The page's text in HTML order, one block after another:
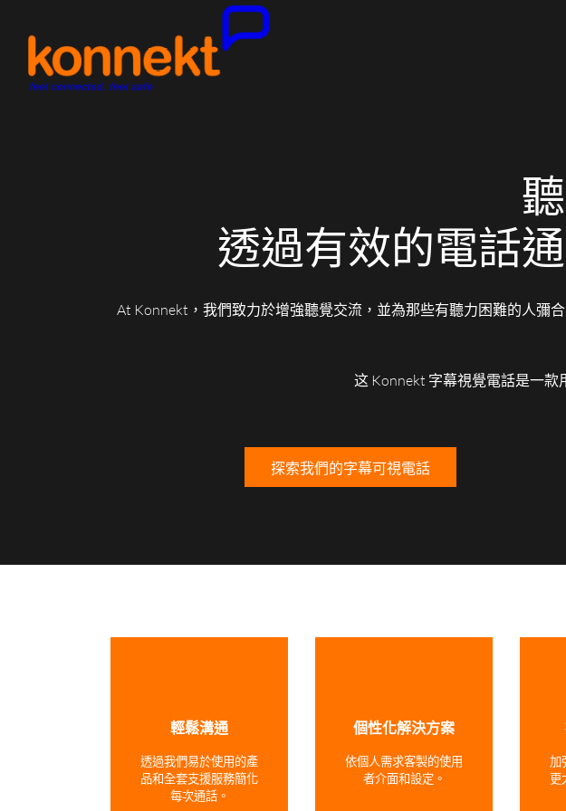
透過有效的電話
At Konnekt，我們致力於增強聽覺交流，並為那些有聽力困難的人彌
这 Konnekt 字幕視覺電話是一款
探索我們的字幕可視電話
輕鬆溝通
透過我們易於使用的產
品和全套支援服務簡化
每次通話。
個性化解決方案
依個人需求客製的使用
者介面和設定。
加
更